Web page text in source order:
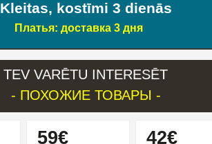
Kleitas, kostīmi 3 dienās
Платья: доставка 3 дня
TEV VARĒTU INTERESĒT
- ПОХОЖИЕ ТОВАРЫ -
59€ 42€